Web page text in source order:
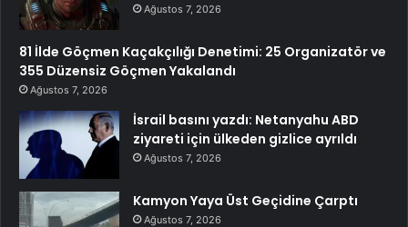
Ağustos 7, 2026
81 İlde Göçmen Kaçakçılığı Denetimi: 25 Organizatör ve
355 Düzensiz Göçmen Yakalandı
Ağustos 7, 2026
İsrail basını yazdı: Netanyahu ABD
ziyareti için ülkeden gizlice ayrıldı
Ağustos 7, 2026
Kamyon Yaya Üst Geçidine Çarptı
Ağustos 7, 2026